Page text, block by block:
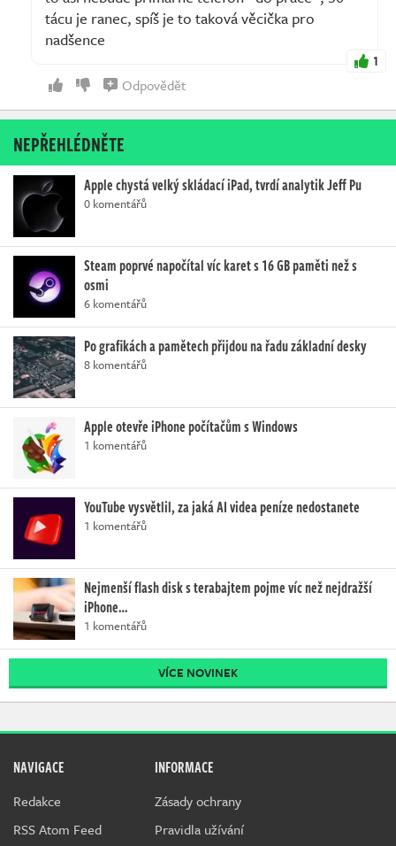
tácu je ranec, spíš je to taková věcička pro
nadšence
1
Odpovědět
NEPŘEHLÉDNĚTE
Apple chystá velký skládací iPad, tvrdí analytik Jeff Pu
0 komentářů
Steam poprvé napočítal víc karet s 16 GB paměti než s
osmi
6 komentářů
Po grafikách a pamětech přijdou na řadu základní desky
8 komentářů
Apple otevře iPhone počítačům s Windows
1 komentářů
YouTube vysvětlil, za jaká AI videa peníze nedostanete
1 komentářů
Nejmenší flash disk s terabajtem pojme víc než nejdražší
iPhone…
1 komentářů
VÍCE NOVINEK
NAVIGACE
Redakce
RSS Atom Feed
INFORMACE
Zásady ochrany
Pravidla užívání